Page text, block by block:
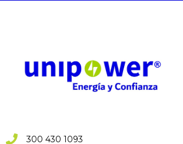
300 430 1093